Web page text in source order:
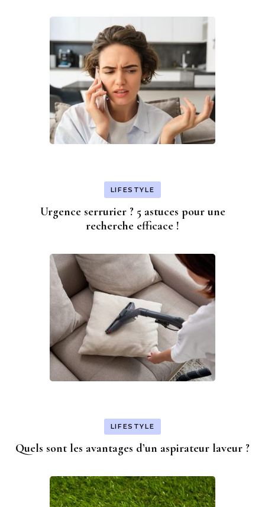
LIFESTYLE
Urgence serrurier ? 5 astuces pour une
recherche efficace !
LIFESTYLE
Quels sont les avantages d’un aspirateur laveur ?